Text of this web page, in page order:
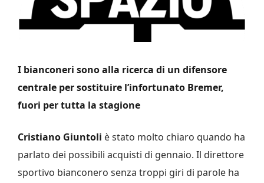
I bianconeri sono alla ricerca di un difensore
centrale per sostituire l’infortunato Bremer,
fuori per tutta la stagione
Cristiano Giuntoli è stato molto chiaro quando ha
parlato dei possibili acquisti di gennaio. Il direttore
sportivo bianconero senza troppi giri di parole ha